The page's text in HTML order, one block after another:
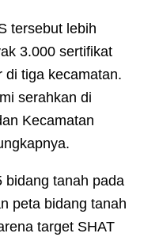
tersebut lebih
3.000 sertifikat
di tiga kecamatan.
serahkan di
Kecamatan
bidang tanah pada
peta bidang tanah
target SHAT